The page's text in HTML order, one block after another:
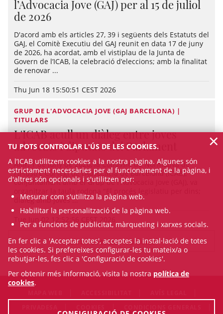
l’Advocacia Jove (GAJ) per al 15 de juliol
de 2026
D'acord amb els articles 27, 39 i següents dels Estatuts del
GAJ, el Comitè Executiu del GAJ reunit en data 17 de juny
de 2026, ha acordat, amb el vistiplau de la Junta de
Govern de l’ICAB, la celebració d’eleccions; amb la finalitat
de renovar ...
Thu Jun 18 15:50:51 CEST 2026
GRUP DE L'ADVOCACIA JOVE (GAJ BARCELONA) |
TITULARS
L'ICAB acull un diàleg entre joves
advocats i diputats del Parlament
Ahir, 1 de juny de 2026, la Comissió de Normativa de
l'Il·lustre Col·legi de l’Advocacia de Barcelona (ICAB),
conjuntament amb el Grup de l'Advocacia Jove (GAJ), va
diàleg amb joves ...
Tue Jun 02 12:52:56 CEST 2026
VEURE TOTES LES NOTÍCIES
TU POTS CONTROLAR L'ÚS DE LES COOKIES.
A l’ICAB utilitzem cookies a la nostra pàgina. Algunes són
estrictament necessàries per al funcionament de la pàgina, i
d'altres són opcionals i s'utilitzen per:
Mesurar com s'utilitza la pàgina web.
Habilitar la personalització de la pàgina web.
Per a funcions de publicitat, màrqueting i xarxes socials.
En fer clic a 'Acceptar totes', acceptes la instal·lació de totes
les cookies. Si prefereixes configurar-les tu mateix/a o
rebutjar-les, fes clic a 'Configuració de cookies'.
Per obtenir més informació, visita la nostra política de
cookies.
×